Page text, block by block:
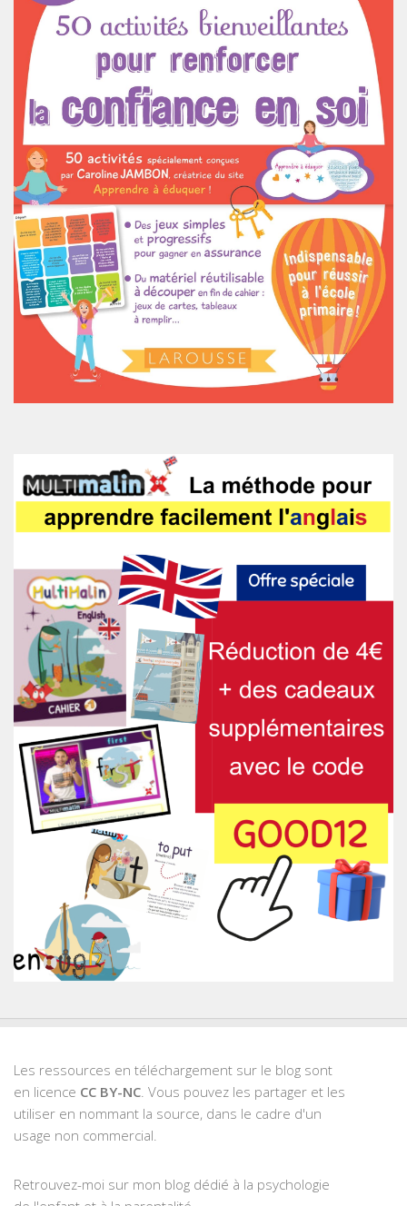
Les ressources en téléchargement sur le blog sont
en licence CC BY-NC . Vous pouvez les partager et les
utiliser en nommant la source, dans le cadre d'un
usage non commercial.
Retrouvez-moi sur mon blog dédié à la psychologie